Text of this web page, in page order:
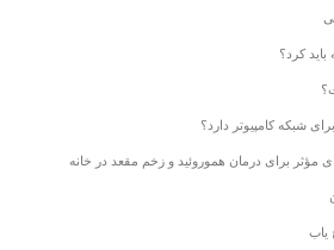
کرد؟
شبکه کامپیوتر دارد؟
مؤثر برای درمان هموروئید و زخم مقعد در خانه
یاب